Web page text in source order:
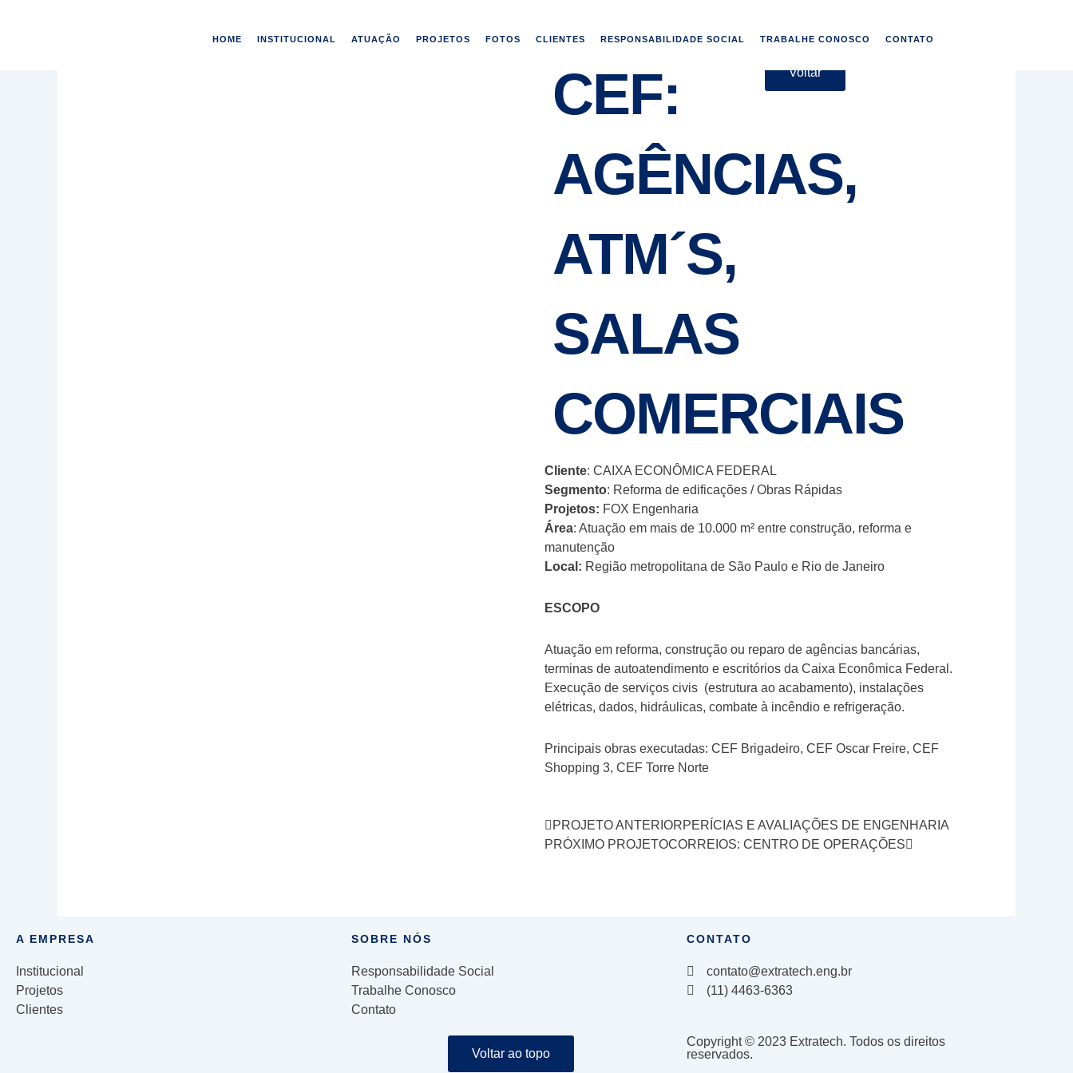
HOME INSTITUCIONAL ATUAÇÃO PROJETOS FOTOS CLIENTES RESPONSABILIDADE SOCIAL TRABALHE CONOSCO CONTATO
CEF:
AGÊNCIAS,
ATM´S,
SALAS
COMERCIAIS
Voltar
Cliente: CAIXA ECONÔMICA FEDERAL
Segmento: Reforma de edificações / Obras Rápidas
Projetos: FOX Engenharia
Área: Atuação em mais de 10.000 m² entre construção, reforma e
manutenção
Local: Região metropolitana de São Paulo e Rio de Janeiro
ESCOPO
Atuação em reforma, construção ou reparo de agências bancárias,
terminas de autoatendimento e escritórios da Caixa Econômica Federal.
Execução de serviços civis (estrutura ao acabamento), instalações
elétricas, dados, hidráulicas, combate à incêndio e refrigeração.
Principais obras executadas: CEF Brigadeiro, CEF Oscar Freire, CEF
Shopping 3, CEF Torre Norte
Prev
PROJETO ANTERIORPERÍCIAS E AVALIAÇÕES DE ENGENHARIA
PRÓXIMO PROJETOCORREIOS: CENTRO DE OPERAÇÕES
Next
A EMPRESA
Institucional
Projetos
Clientes
SOBRE NÓS
Responsabilidade Social
Trabalhe Conosco
Contato
CONTATO
contato@extratech.eng.br
(11) 4463-6363
Voltar ao topo
Copyright © 2023 Extratech. Todos os direitos
reservados.